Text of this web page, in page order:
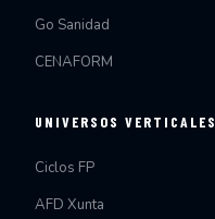
Go Sanidad
CENAFORM
UNIVERSOS VERTICALES
Ciclos FP
AFD Xunta